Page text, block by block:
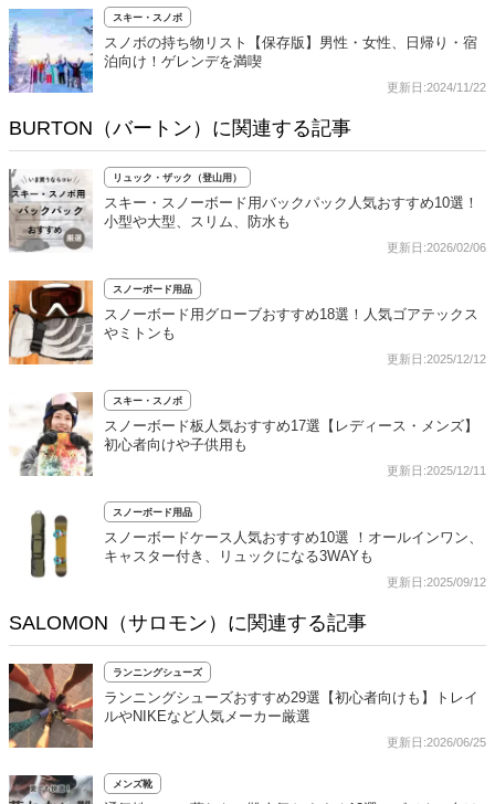
スキー・スノボ
スノボの持ち物リスト【保存版】男性・女性、日帰り・宿
泊向け！ゲレンデを満喫
更新日:2024/11/22
BURTON（バートン）に関連する記事
リュック・ザック（登山用）
スキー・スノーボード用バックパック人気おすすめ10選！
小型や大型、スリム、防水も
更新日:2026/02/06
スノーボード用品
スノーボード用グローブおすすめ18選！人気ゴアテックス
やミトンも
更新日:2025/12/12
スキー・スノボ
スノーボード板人気おすすめ17選【レディース・メンズ】
初心者向けや子供用も
更新日:2025/12/11
スノーボード用品
スノーボードケース人気おすすめ10選 ！オールインワン、
キャスター付き、リュックになる3WAYも
更新日:2025/09/12
SALOMON（サロモン）に関連する記事
ランニングシューズ
ランニングシューズおすすめ29選【初心者向けも】トレイ
ルやNIKEなど人気メーカー厳選
更新日:2026/06/25
メンズ靴